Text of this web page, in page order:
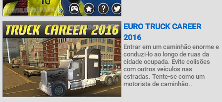
EURO TRUCK CAREER
2016
Entrar em um caminhão enorme e
conduzi-lo ao longo de ruas da
cidade ocupada. Evite colisões
com outros veículos nas
estradas. Tente-se como um
motorista de caminhão..